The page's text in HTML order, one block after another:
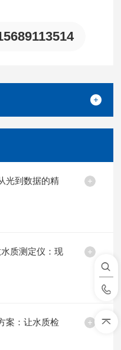
光到数据的精
质测定仪：现
案：让水质检